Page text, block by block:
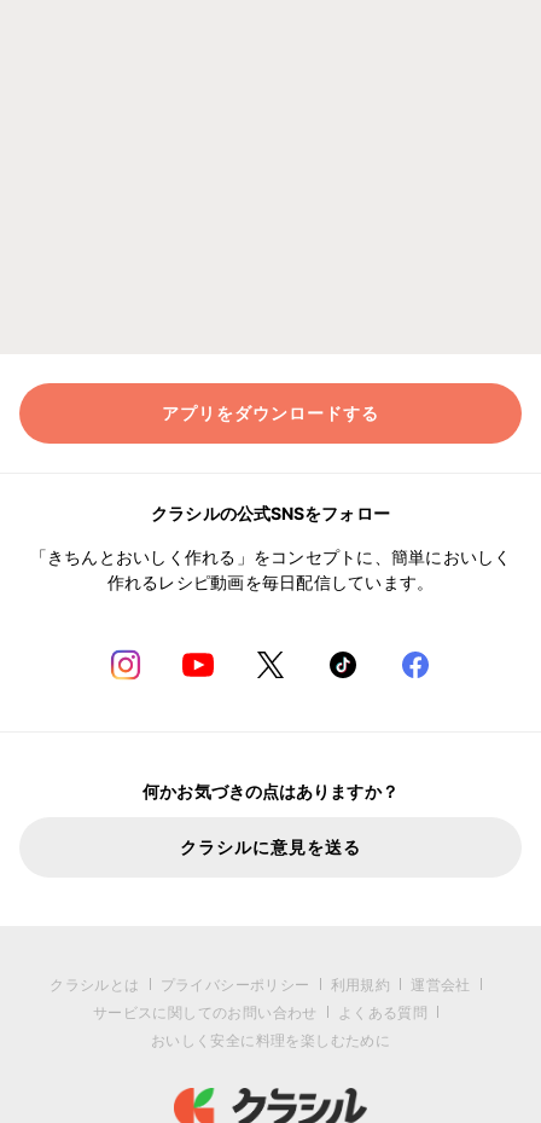
アプリをダウンロードする
クラシルの公式SNSをフォロー
「きちんとおいしく作れる」をコンセプトに、簡単においしく
作れるレシピ動画を毎日配信しています。
何かお気づきの点はありますか？
クラシルに意見を送る
クラシルとは プライバシーポリシー 利用規約
運営会社
サービスに関してのお問い合わせ
よくある質問
おいしく安全に料理を楽しむために